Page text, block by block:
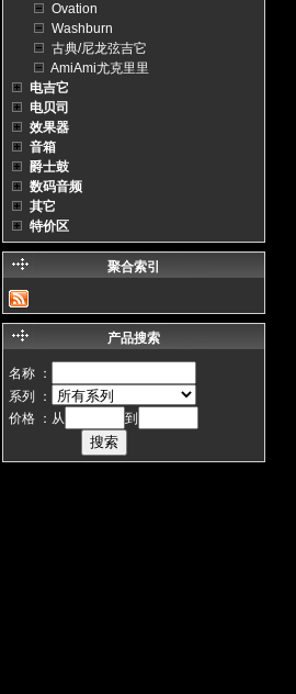
Ovation
Washburn
古典/尼龙弦吉它
AmiAmi尤克里里
电吉它
电贝司
效果器
音箱
爵士鼓
数码音频
其它
特价区
聚合索引
产品搜索
名称 ：
系列 ：
价格 ：从
到